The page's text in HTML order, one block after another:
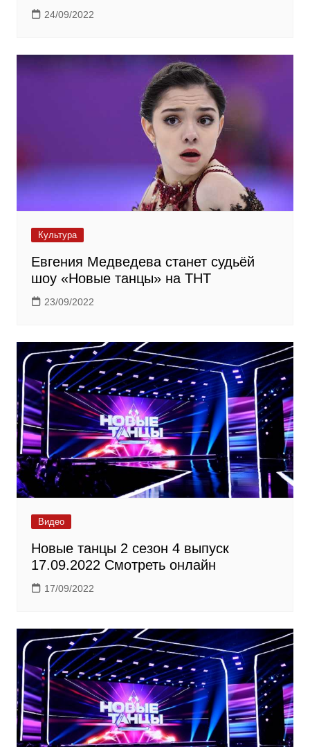
24/09/2022
Культура
Евгения Медведева станет судьёй
шоу «Новые танцы» на ТНТ
23/09/2022
Видео
Новые танцы 2 сезон 4 выпуск
17.09.2022 Смотреть онлайн
17/09/2022